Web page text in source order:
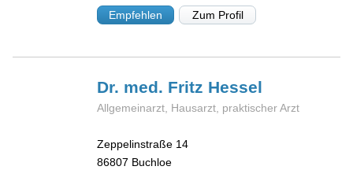
Empfehlen Zum Profil
Dr. med. Fritz Hessel
Allgemeinarzt, Hausarzt, praktischer Arzt
Zeppelinstraße 14
86807 Buchloe